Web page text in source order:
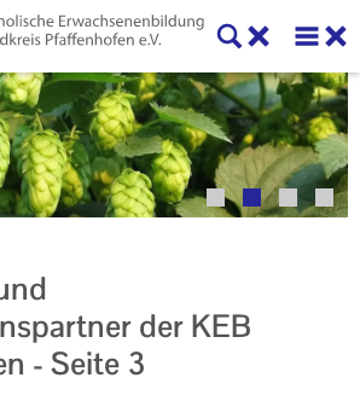
der KEB
- Seite 3
Pfaffenhofen